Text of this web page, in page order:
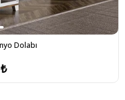
Dolabı